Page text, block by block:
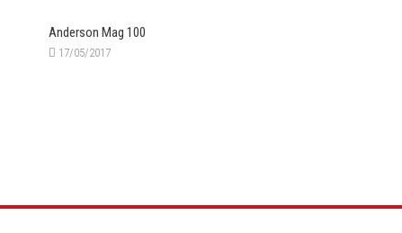
Anderson Mag 100
17/05/2017